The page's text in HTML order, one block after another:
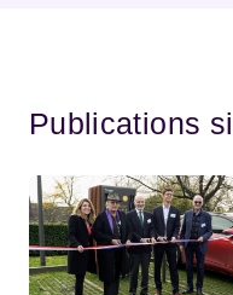
Publications